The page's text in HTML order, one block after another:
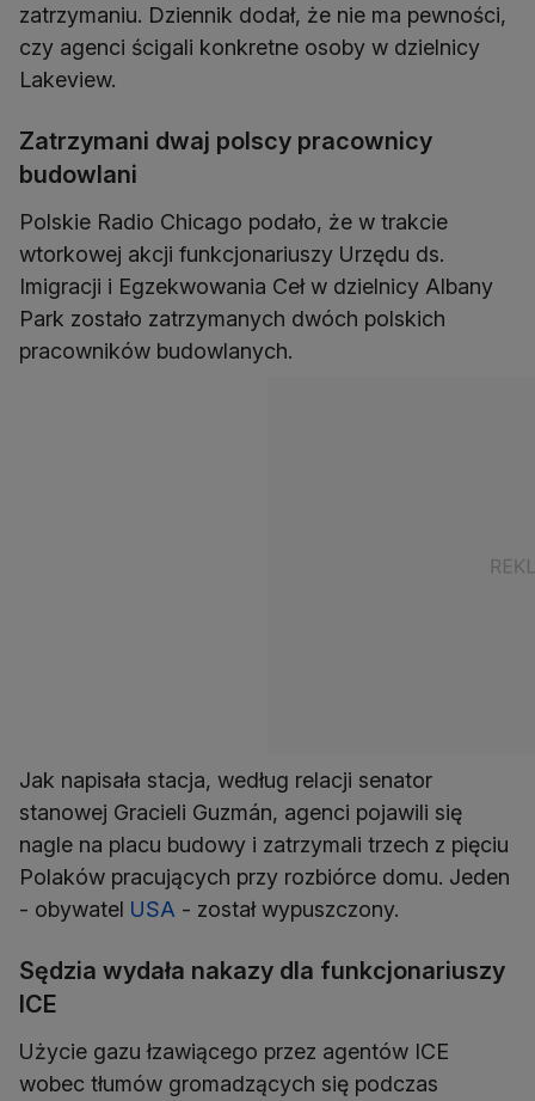
zatrzymaniu. Dziennik dodał, że nie ma pewności,
czy agenci ścigali konkretne osoby w dzielnicy
Lakeview.
Zatrzymani dwaj polscy pracownicy
budowlani
Polskie Radio Chicago podało, że w trakcie
wtorkowej akcji funkcjonariuszy Urzędu ds.
Imigracji i Egzekwowania Ceł w dzielnicy Albany
Park zostało zatrzymanych dwóch polskich
pracowników budowlanych.
Jak napisała stacja, według relacji senator
stanowej Gracieli Guzmán, agenci pojawili się
nagle na placu budowy i zatrzymali trzech z pięciu
Polaków pracujących przy rozbiórce domu. Jeden
- obywatel USA - został wypuszczony.
Sędzia wydała nakazy dla funkcjonariuszy
ICE
Użycie gazu łzawiącego przez agentów ICE
wobec tłumów gromadzących się podczas